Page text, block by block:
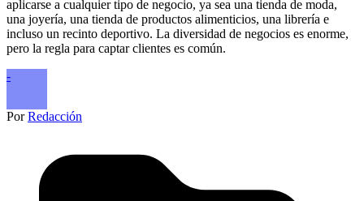
aplicarse a cualquier tipo de negocio, ya sea una tienda de moda,
una joyería, una tienda de productos alimenticios, una librería e
incluso un recinto deportivo. La diversidad de negocios es enorme,
pero la regla para captar clientes es común.
-
PorRedacción